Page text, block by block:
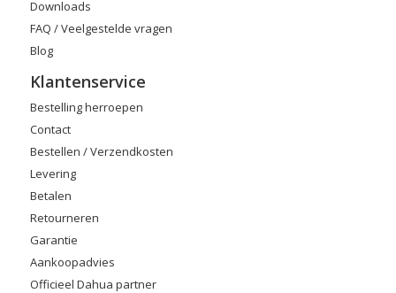
Downloads
FAQ / Veelgestelde vragen
Blog
Klantenservice
Bestelling herroepen
Contact
Bestellen / Verzendkosten
Levering
Betalen
Retourneren
Garantie
Aankoopadvies
Officieel Dahua partner